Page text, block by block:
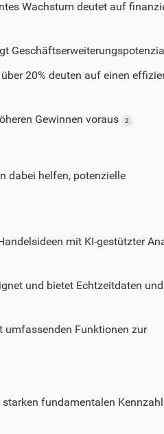
Wachstum deutet auf
20% deuten auf einen
Gewinnen voraus
2
dabei helfen, potenzielle
mit KI-gestützter
und bietet Echtzeitdaten und
umfassenden Funktionen zur
fundamentalen